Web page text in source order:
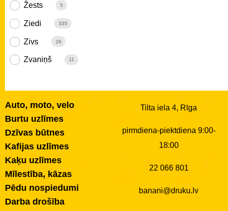
Žests 5
Ziedi 335
Zivs 26
Zvaniņš 11
Auto, moto, velo
Burtu uzlīmes
Dzīvas būtnes
Kafijas uzlīmes
Kaķu uzlīmes
Mīlestība, kāzas
Pēdu nospiedumi
Darba drošība
Tilta iela 4, Rīga
pirmdiena-piektdiena 9:00-
18:00
22 066 801
banani@druku.lv